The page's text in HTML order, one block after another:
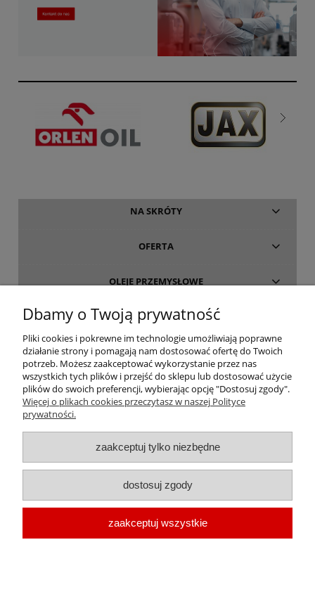
NA SKRÓTY
OFERTA
OLEJE PRZEMYSŁOWE
INFORMACJE
O FIRMIE
| Platforma zakupowa środków smarnych firmy ALVESTA |
Oleje przemysłowe | Smary dla przemysłu spożywczego | Olej do sprężarek
prowadnic | Smar Fuchs | Smar Shell | Oleje Eni AGIP | Smar JAX
Dbamy o Twoją prywatność
Pliki cookies i pokrewne im technologie umożliwiają poprawne
działanie strony i pomagają nam dostosować ofertę do Twoich
potrzeb. Możesz zaakceptować wykorzystanie przez nas
wszystkich tych plików i przejść do sklepu lub dostosować użycie
plików do swoich preferencji, wybierając opcję "Dostosuj zgody".
Więcej o plikach cookies przeczytasz w naszej Polityce
prywatności.
zaakceptuj tylko niezbędne
dostosuj zgody
zaakceptuj wszystkie